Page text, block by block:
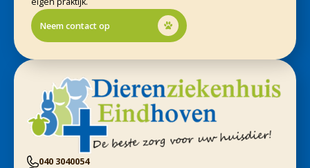
Neem contact op
040 3040054